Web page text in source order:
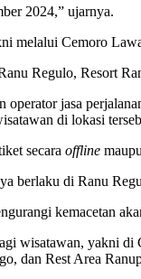
2024,” ujarnya.
Cemoro
Regulo, Resort
jasa
di lokasi
secara offline
berlaku di Ranu
kemacetan
wisatawan, yakni
dan Rest Area